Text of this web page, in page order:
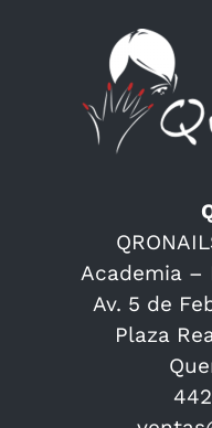
Academia –
Av. 5 de
Plaza